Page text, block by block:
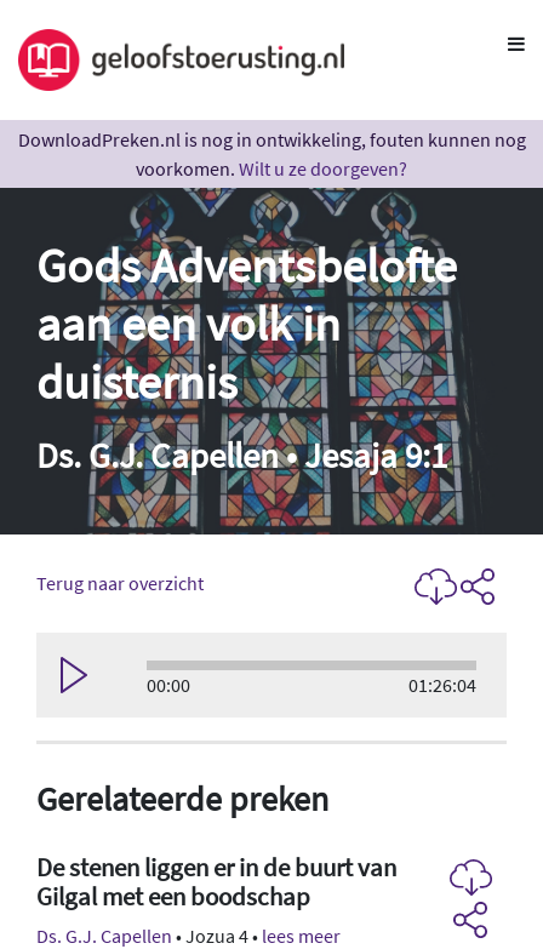
DownloadPreken.nl is nog in ontwikkeling, fouten kunnen nog
voorkomen. Wilt u ze doorgeven?
Gods Adventsbelofte
aan een volk in
duisternis
Ds. G.J. Capellen • Jesaja 9:1
Terug naar overzicht
00:00 01:26:04
Gerelateerde preken
De stenen liggen er in de buurt van
Gilgal met een boodschap
Ds. G.J. Capellen • Jozua 4 • lees meer